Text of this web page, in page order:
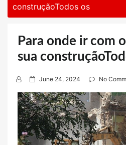
construçãoTodos os
Para onde ir com
sua
P
o
s
t
e
d
June 24, 2024 No